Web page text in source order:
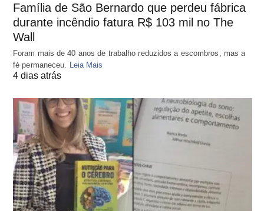
Família de São Bernardo que perdeu fábrica
durante incêndio fatura R$ 103 mil no The
Wall
Foram mais de 40 anos de trabalho reduzidos a escombros, mas a
fé permaneceu. Leia Mais
4 dias atrás